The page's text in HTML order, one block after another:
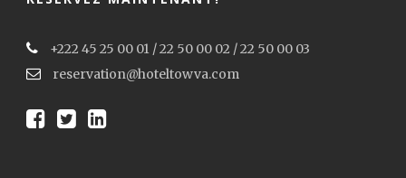
+222 45 25 00 01 / 22 50 00 02 / 22 50 00 03
reservation@hoteltowva.com